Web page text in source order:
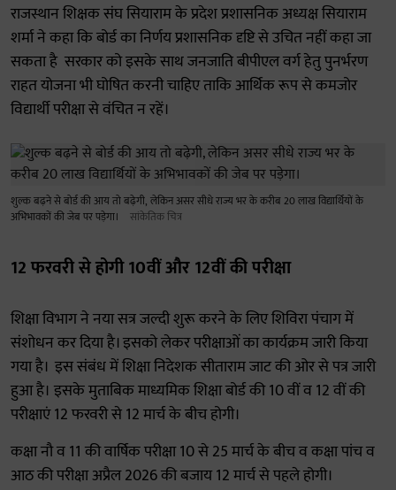
राजस्थान शिक्षक संघ सियाराम के प्रदेश प्रशासनिक अध्यक्ष सियाराम
शर्मा ने कहा कि बोर्ड का निर्णय प्रशासनिक दृष्टि से उचित नहीं कहा जा
सकता है सरकार को इसके साथ जनजाति बीपीएल वर्ग हेतु पुनर्भरण
राहत योजना भी घोषित करनी चाहिए ताकि आर्थिक रूप से कमजोर
विद्यार्थी परीक्षा से वंचित न रहें।
शुल्क बढ़ने से बोर्ड की आय तो बढ़ेगी, लेकिन असर सीधे राज्य भर के करीब 20 लाख विद्यार्थियों के
अभिभावकों की जेब पर पड़ेगा।
सांकेतिक चित्र
12 फरवरी से होगी 10वीं और 12वीं की परीक्षा
शिक्षा विभाग ने नया सत्र जल्दी शुरू करने के लिए शिविरा पंचाग में
संशोधन कर दिया है। इसको लेकर परीक्षाओं का कार्यक्रम जारी किया
गया है। इस संबंध में शिक्षा निदेशक सीताराम जाट की ओर से पत्र जारी
हुआ है। इसके मुताबिक माध्यमिक शिक्षा बोर्ड की 10 वीं व 12 वीं की
परीक्षाएं 12 फरवरी से 12 मार्च के बीच होगी।
कक्षा नौ व 11 की वार्षिक परीक्षा 10 से 25 मार्च के बीच व कक्षा पांच व
आठ की परीक्षा अप्रैल 2026 की बजाय 12 मार्च से पहले होगी।